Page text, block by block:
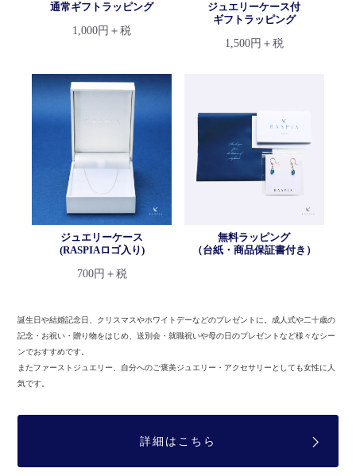
通常ギフトラッピング
1,000円＋税
ジュエリーケース付
ギフトラッピング
1,500円＋税
ジュエリーケース
(RASPIAロゴ入り)
700円＋税
無料ラッピング
（台紙・商品保証書付き）
誕生日や結婚記念日、クリスマスやホワイトデーなどのプレゼントに。 成人式や二十歳の
記念・お祝い・贈り物をはじめ、送別会・就職祝いや母の日のプレゼントなど様々なシー
ンでおすすめです。
またファーストジュエリー、自分へのご褒美ジュエリー・アクセサリーとしても女性に人
気です。
詳細はこちら